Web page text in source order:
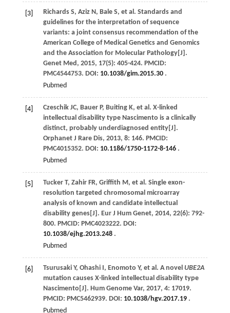
[3] Richards S, Aziz N, Bale S, et al. Standards and
guidelines for the interpretation of sequence
variants: a joint consensus recommendation of the
American College of Medical Genetics and Genomics
and the Association for Molecular Pathology[J].
Genet Med, 2015, 17(5): 405-424. PMCID:
PMC4544753. DOI: 10.1038/gim.2015.30.
Pubmed
[4] Czeschik JC, Bauer P, Buiting K, et al. X-linked
intellectual disability type Nascimento is a clinically
distinct, probably underdiagnosed entity[J].
Orphanet J Rare Dis, 2013, 8: 146. PMCID:
PMC4015352. DOI: 10.1186/1750-1172-8-146.
Pubmed
[5] Tucker T, Zahir FR, Griffith M, et al. Single exon-
resolution targeted chromosomal microarray
analysis of known and candidate intellectual
disability genes[J]. Eur J Hum Genet, 2014, 22(6): 792-
800. PMCID: PMC4023222. DOI:
10.1038/ejhg.2013.248.
Pubmed
[6] Tsurusaki Y, Ohashi I, Enomoto Y, et al. A novel UBE2A
mutation causes X-linked intellectual disability type
Nascimento[J]. Hum Genome Var, 2017, 4: 17019.
PMCID: PMC5462939. DOI: 10.1038/hgv.2017.19.
Pubmed